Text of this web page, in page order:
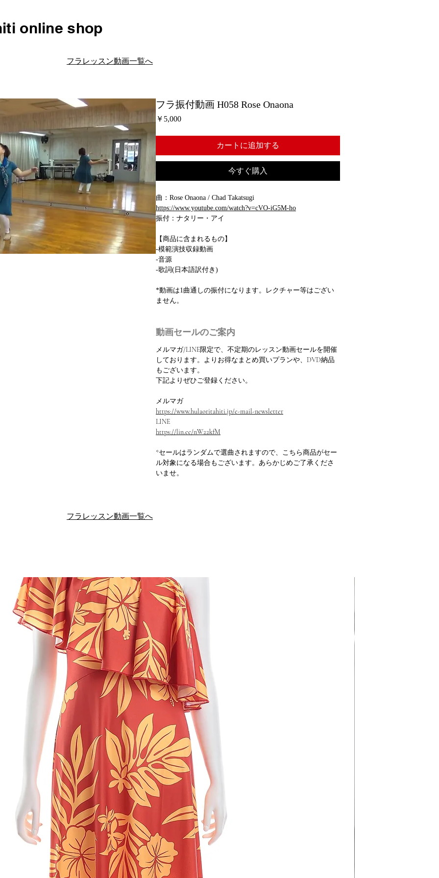
online shop
フラレッスン動画一覧へ
フラ振付動画 H058 Rose Onaona
￥5,000価
カートに追加する
今すぐ購入
曲：Rose Onaona / Chad Takatsugi
https://www.youtube.com/watch?v=cVO-iG5M-ho
振付：ナタリー・アイ
【商品に含まれるもの】
-模範演技収録動画
-音源
-歌詞(日本語訳付き)
*動画は1曲通しの振付になります。レクチャー等はござい
ません。
動画セールのご案内
メルマガ/LINE限定で、不定期のレッスン動画セールを開催
しております。よりお得なまとめ買いプランや、DVD納品
もございます。
下記よりぜひご登録ください。
メルマガ
https://www.hulaoritahiti.jp/e-mail-newsletter
LINE
https://lin.ee/nW22kfM
*セールはランダムで選曲されますので、こちら商品がセー
ル対象になる場合もございます。あらかじめご了承くださ
いませ。
フラレッスン動画一覧へ